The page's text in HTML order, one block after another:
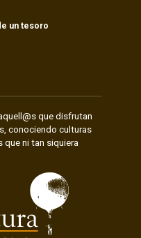
un tesoro
que disfrutan
conociendo culturas
que ni tan siquiera